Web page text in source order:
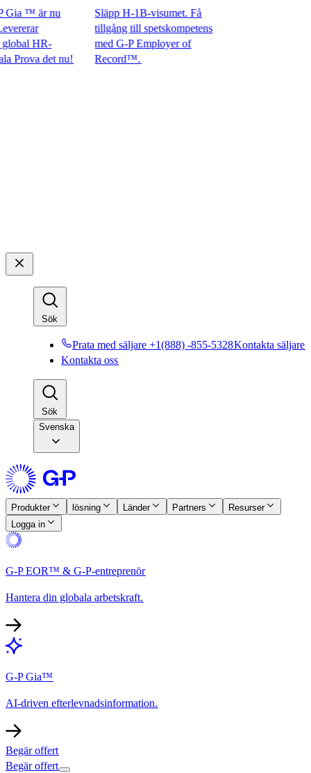
™ är nu
HR-
det nu!​​
Släpp H-1B-visumet. Få
tillgång till spetskompetens
med G-P Employer of
Record™.​​
Sök​​
Prata med säljare +1(888) -855-5328​​Kontakta säljare​​
Kontakta oss​​
Sök​​
Svenska
Produkter​​ lösning​​ Länder​​ Partners​​
Resurser​​
Logga in​​
G-P EOR™ & G-P-entreprenör​​
Hantera din globala arbetskraft.​​
G-P Gia™​​
AI-driven efterlevnadsinformation.​​
Begär offert​​
Begär offert​​